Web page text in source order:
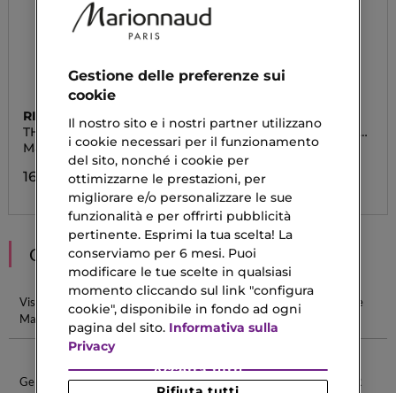
RITUALS
THE RITUAL OF KARMA
Maschera Corpo Notte
16,90 €
ESSENCE
JELLY GRIP REFRESHING
ALOE
Spray Viso
4,19 €
CONSIGLIATI PER TE
Viso
Maschere
Rosa Nera
Gel
Essence
Crema Aloe
Gel
Struccante
Collagen Eye Creme SVR
Gestione delle preferenze sui
cookie
Il nostro sito e i nostri partner utilizzano
i cookie necessari per il funzionamento
del sito, nonché i cookie per
ottimizzarne le prestazioni, per
migliorare e/o personalizzare le sue
funzionalità e per offrirti pubblicità
pertinente. Esprimi la tua scelta! La
conserviamo per 6 mesi. Puoi
modificare le tue scelte in qualsiasi
momento cliccando sul link "configura
cookie", disponibile in fondo ad ogni
pagina del sito. Informativa sulla
Privacy
Accetta tutti